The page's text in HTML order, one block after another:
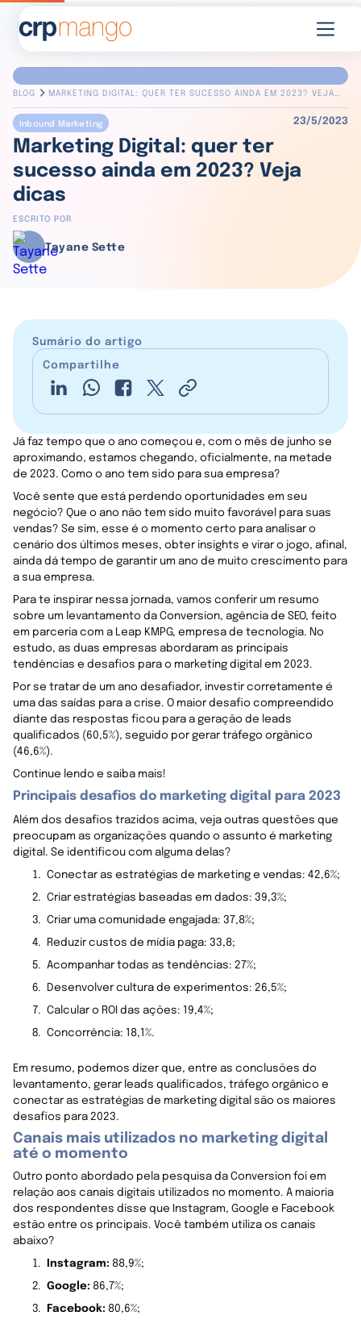
BLOG MARKETING DIGITAL: QUER TER SUCESSO AINDA EM 2023? VEJA
Inbound Marketing
23/5/2023
Marketing Digital: quer ter
sucesso ainda em 2023? Veja
dicas
ESCRITO POR
Tayane Sette
Sumário do artigo
Compartilhe
Já faz tempo que o ano começou e, com o mês de junho se
aproximando, estamos chegando, oficialmente, na metade
de 2023. Como o ano tem sido para sua empresa?
Você sente que está perdendo oportunidades em seu
negócio? Que o ano não tem sido muito favorável para suas
vendas? Se sim, esse é o momento certo para analisar o
cenário dos últimos meses, obter insights e virar o jogo, afinal,
ainda dá tempo de garantir um ano de muito crescimento para
a sua empresa.
Para te inspirar nessa jornada, vamos conferir um resumo
sobre um levantamento da Conversion, agência de SEO, feito
em parceria com a Leap KMPG, empresa de tecnologia. No
estudo, as duas empresas abordaram as principais
tendências e desafios para o marketing digital em 2023.
Por se tratar de um ano desafiador, investir corretamente é
uma das saídas para a crise. O maior desafio compreendido
diante das respostas ficou para a geração de leads
qualificados (60,5%), seguido por gerar tráfego orgânico
(46,6%).
Continue lendo e saiba mais!
Principais desafios do marketing digital para 2023
Além dos desafios trazidos acima, veja outras questões que
preocupam as organizações quando o assunto é marketing
digital. Se identificou com alguma delas?
Conectar as estratégias de marketing e vendas: 42,6%;
Criar estratégias baseadas em dados: 39,3%;
Criar uma comunidade engajada: 37,8%;
Reduzir custos de mídia paga: 33,8;
Acompanhar todas as tendências: 27%;
Desenvolver cultura de experimentos: 26,5%;
Calcular o ROI das ações: 19,4%;
Concorrência: 18,1%.
Em resumo, podemos dizer que, entre as conclusões do
levantamento, gerar leads qualificados, tráfego orgânico e
conectar as estratégias de marketing digital são os maiores
desafios para 2023.
Canais mais utilizados no marketing digital
até o momento
Outro ponto abordado pela pesquisa da Conversion foi em
relação aos canais digitais utilizados no momento. A maioria
dos respondentes disse que Instagram, Google e Facebook
estão entre os principais. Você também utiliza os canais
abaixo?
Instagram: 88,9%;
Google: 86,7%;
Facebook: 80,6%;